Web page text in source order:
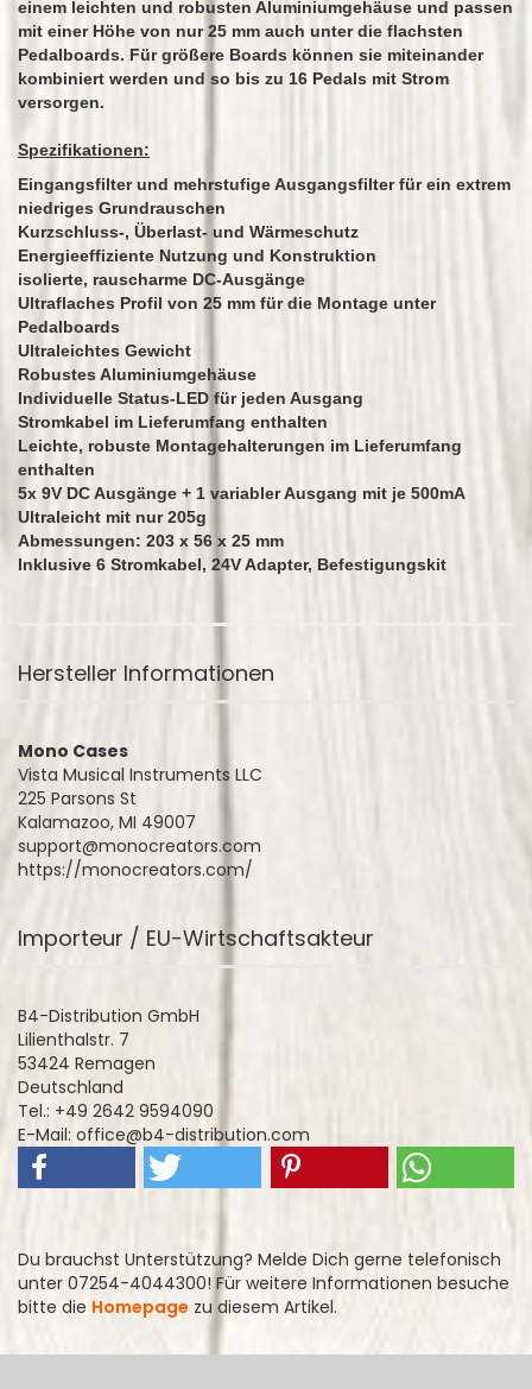
einem leichten und robusten Aluminiumgehäuse und passen
mit einer Höhe von nur 25 mm auch unter die flachsten
Pedalboards. Für größere Boards können sie miteinander
kombiniert werden und so bis zu 16 Pedals mit Strom
versorgen.
Spezifikationen:
Eingangsfilter und mehrstufige Ausgangsfilter für ein extrem
niedriges Grundrauschen
Kurzschluss-, Überlast- und Wärmeschutz
Energieeffiziente Nutzung und Konstruktion
isolierte, rauscharme DC-Ausgänge
Ultraflaches Profil von 25 mm für die Montage unter
Pedalboards
Ultraleichtes Gewicht
Robustes Aluminiumgehäuse
Individuelle Status-LED für jeden Ausgang
Stromkabel im Lieferumfang enthalten
Leichte, robuste Montagehalterungen im Lieferumfang
enthalten
5x 9V DC Ausgänge + 1 variabler Ausgang mit je 500mA
Ultraleicht mit nur 205g
Abmessungen: 203 x 56 x 25 mm
Inklusive 6 Stromkabel, 24V Adapter, Befestigungskit
Hersteller Informationen
Mono Cases
Vista Musical Instruments LLC
225 Parsons St
Kalamazoo, MI 49007
support@monocreators.com
https://monocreators.com/
Importeur / EU-Wirtschaftsakteur
B4-Distribution GmbH
Lilienthalstr. 7
53424 Remagen
Deutschland
Tel.: +49 2642 9594090
E-Mail: office@b4-distribution.com
Du brauchst Unterstützung? Melde Dich gerne telefonisch
unter 07254-4044300! Für weitere Informationen besuche
bitte die Homepage zu diesem Artikel.